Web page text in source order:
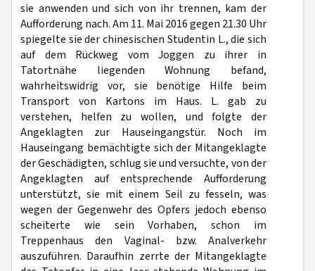
sie anwenden und sich von ihr trennen, kam der
Aufforderung nach. Am 11. Mai 2016 gegen 21.30 Uhr
spiegelte sie der chinesischen Studentin L., die sich
auf dem Rückweg vom Joggen zu ihrer in
Tatortnähe liegenden Wohnung befand,
wahrheitswidrig vor, sie benötige Hilfe beim
Transport von Kartons im Haus. L. gab zu
verstehen, helfen zu wollen, und folgte der
Angeklagten zur Hauseingangstür. Noch im
Hauseingang bemächtigte sich der Mitangeklagte
der Geschädigten, schlug sie und versuchte, von der
Angeklagten auf entsprechende Aufforderung
unterstützt, sie mit einem Seil zu fesseln, was
wegen der Gegenwehr des Opfers jedoch ebenso
scheiterte wie sein Vorhaben, schon im
Treppenhaus den Vaginal- bzw. Analverkehr
auszuführen. Daraufhin zerrte der Mitangeklagte